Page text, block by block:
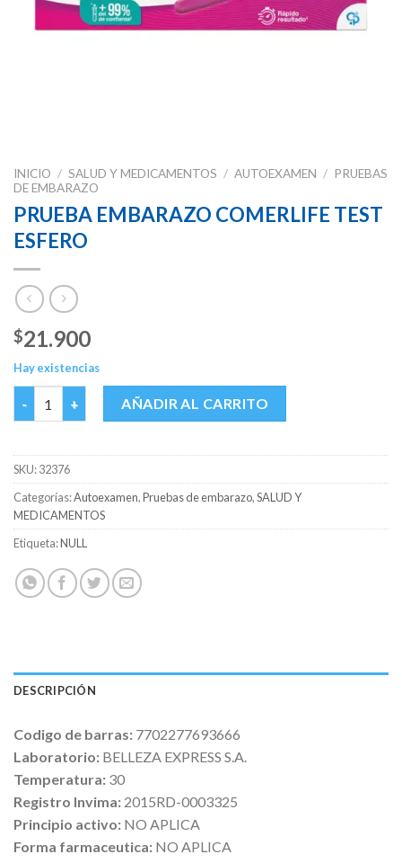
INICIO / SALUD Y MEDICAMENTOS / AUTOEXAMEN / PRUEBAS
DE EMBARAZO
PRUEBA EMBARAZO COMERLIFE TEST
ESFERO
$21.900
Hay existencias
PRUEBA EMBARAZO COMERLIFE TEST ESFERO cantidad
AÑADIR AL CARRITO
SKU:32376
Categorías:Autoexamen,Pruebas de embarazo,SALUD Y
MEDICAMENTOS
Etiqueta:NULL
DESCRIPCIÓN
Codigo de barras: 7702277693666
Laboratorio: BELLEZA EXPRESS S.A.
Temperatura: 30
Registro Invima: 2015RD-0003325
Principio activo: NO APLICA
Forma farmaceutica: NO APLICA